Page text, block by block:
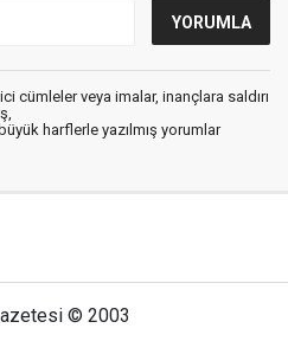
cümleler veya imalar, inançlara saldırı
harflerle yazılmış yorumlar
© 2003